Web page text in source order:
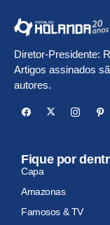
Diretor-Presidente:
Artigos assinados
autores.
Fique por
Capa
Amazonas
Famosos & TV